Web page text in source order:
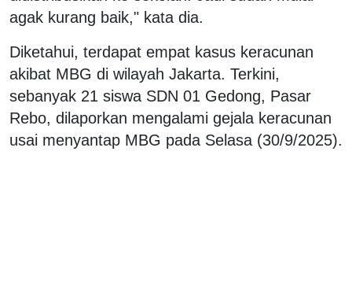
agak kurang baik," kata dia.
Diketahui, terdapat empat kasus keracunan
akibat MBG di wilayah Jakarta. Terkini,
sebanyak 21 siswa SDN 01 Gedong, Pasar
Rebo, dilaporkan mengalami gejala keracunan
usai menyantap MBG pada Selasa (30/9/2025).